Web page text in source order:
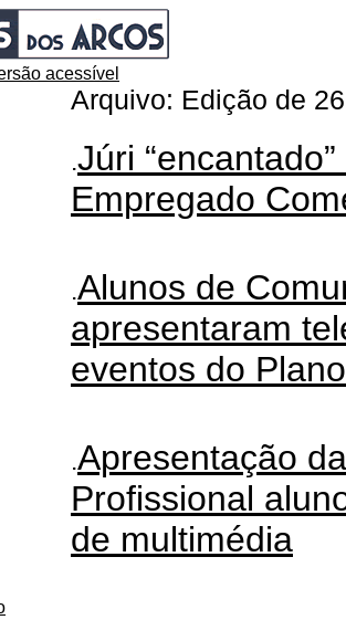
acessível
Arquivo: Edição de
.Júri
Empregado
.Alunos de
apresentaram
eventos do
.Apresentação
Profissional
de multimédia